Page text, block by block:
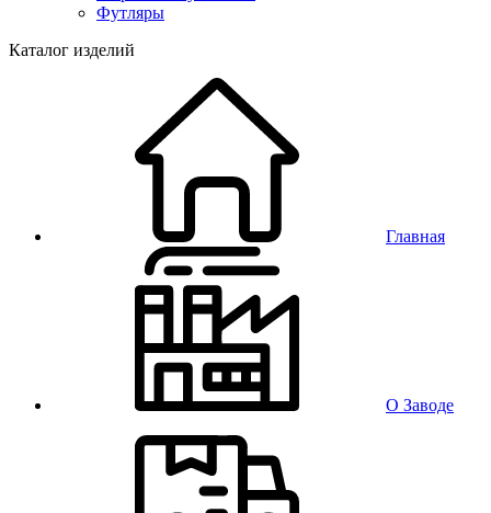
Футляры
Каталог изделий
Главная
О Заводе